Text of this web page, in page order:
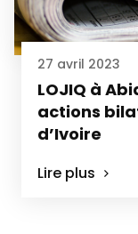
27 avril 2023
LOJIQ à
actions
d’Ivoire
Lire plus